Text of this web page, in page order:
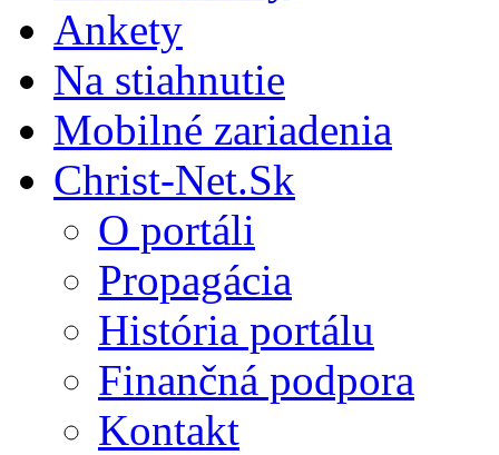
Ankety
Na stiahnutie
Mobilné zariadenia
Christ-Net.Sk
O portáli
Propagácia
História portálu
Finančná podpora
Kontakt